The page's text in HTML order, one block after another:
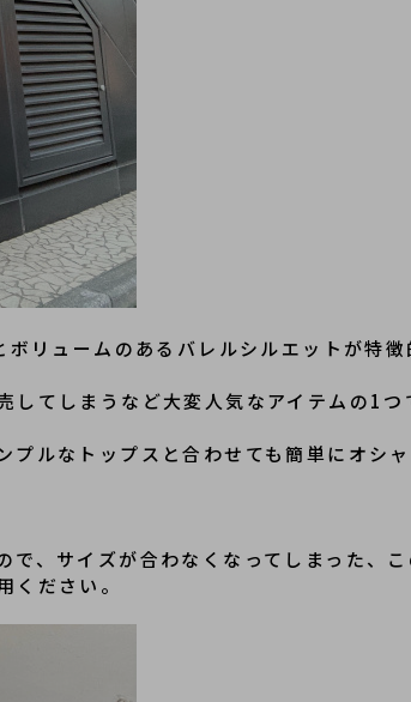
リュームのあるバレルシルエットが特徴
てしまうなど大変人気なアイテムの1つ
プルなトップスと合わせても簡単にオシ
で、サイズが合わなくなってしまった、
ください。